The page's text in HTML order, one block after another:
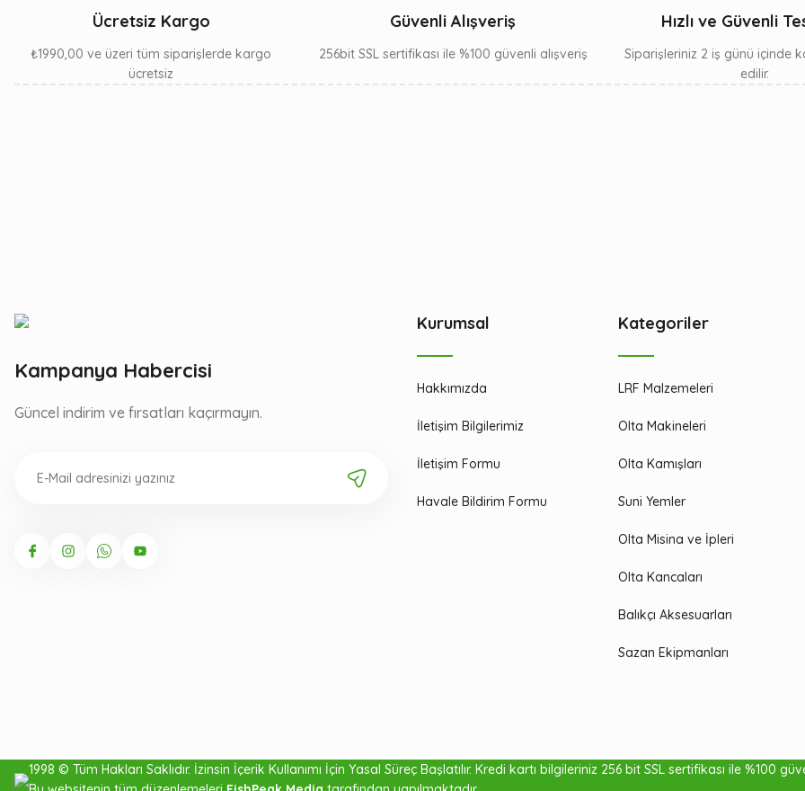
Oskar Bloomberg Patagonia 3.00m 100-
Ücretsiz Kargo
₺1990,00 ve üzeri tüm siparişlerde kargo
ücretsiz
Güvenli Alışveriş
256bit SSL sertifikası ile %100 güvenli alışveriş
Hızlı ve Güvenli
Siparişleriniz 2 iş günü içinde
edilir.
Kampanya Habercisi
Güncel indirim ve fırsatları kaçırmayın.
Kurumsal
Hakkımızda
İletişim Bilgilerimiz
İletişim Formu
Havale Bildirim Formu
Kategoriler
LRF Malzemeleri
Olta Makineleri
Olta Kamışları
Suni Yemler
Olta Misina ve İpleri
Olta Kancaları
Balıkçı Aksesuarları
Sazan Ekipmanları
1998 © Tüm Hakları Saklıdır. İzinsin İçerik Kullanımı İçin Yasal Süreç Başlatılır. Kredi kartı bilgileriniz 256 bit SSL sertifikası ile %100